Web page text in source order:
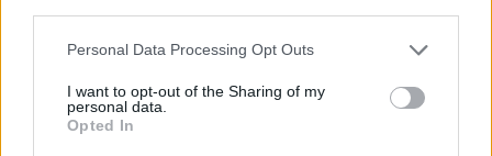
Personal Data Processing Opt Outs
I want to opt-out of the Sharing of my
personal data.
Opted In
tais atvejais, kai jie neatitinka numatytų
reikalavimų, o tai pasitaiko gana retai.
Šiuo metu Kovotojų už Lietuvą sąjungos